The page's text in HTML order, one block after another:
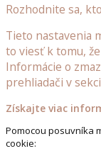
doplňky
zahrady
Dřevěné
stojany
na
Rozhodnite sa,
Tieto nastavenia
to viesť k tomu,
Informácie o
prehliadači v
Získajte viac
Pomocou posuvníka
cookie: